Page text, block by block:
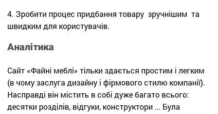
4. Зробити процес придбання товару зручнішим та
швидким для користувачів.
Аналітика
Сайт «Файні меблі» тільки здається простим і легким
(в чому заслуга дизайну і фірмового стилю компанії).
Насправді він містить в собі дуже багато всього:
десятки розділів, відгуки, конструктори ... Була